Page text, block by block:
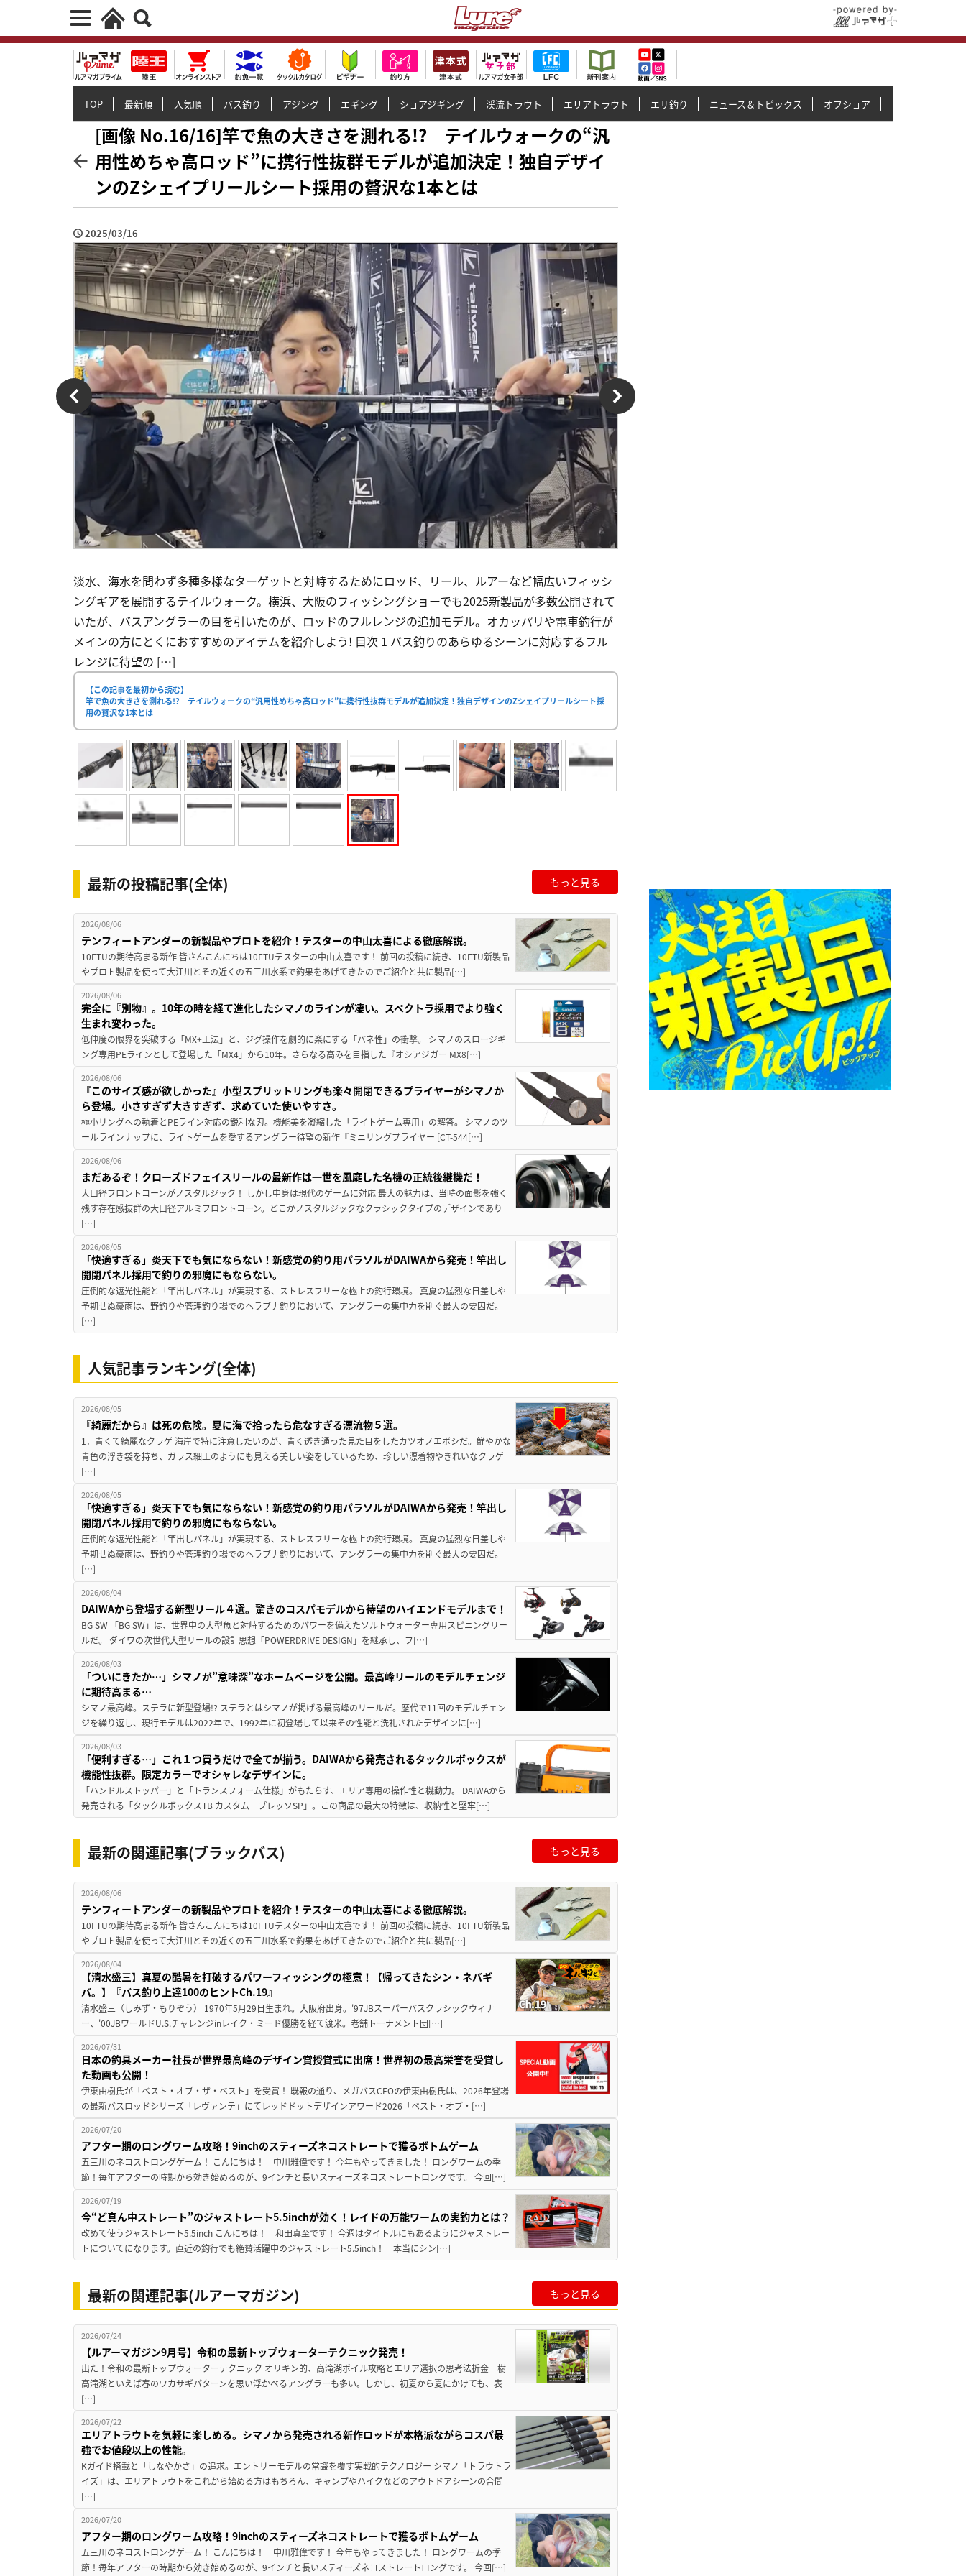
TOP 最新順 人気順 バス釣り アジング エギング ショアジギング 渓流トラウト エリアトラウト エサ釣り ニュース＆トピックス オフショア
[画像 No.16/16]竿で魚の大きさを測れる!? テイルウォークの“汎
用性めちゃ高ロッド”に携行性抜群モデルが追加決定！独自デザイ
ンのZシェイプリールシート採用の贅沢な1本とは
2025/03/16
淡水、海水を問わず多種多様なターゲットと対峙するためにロッド、リール、ルアーなど幅広いフィッシ
ングギアを展開するテイルウォーク。横浜、大阪のフィッシングショーでも2025新製品が多数公開されて
いたが、バスアングラーの目を引いたのが、ロッドのフルレンジの追加モデル。オカッパリや電車釣行が
メインの方にとくにおすすめのアイテムを紹介しよう! 目次 1 バス釣りのあらゆるシーンに対応するフル
レンジに待望の […]
【この記事を最初から読む】
竿で魚の大きさを測れる!? テイルウォークの“汎用性めちゃ高ロッド”に携行性抜群モデルが追加決定！独自デザインのZシェイプリールシート採
用の贅沢な1本とは
最新の投稿記事(全体) もっと見る
2026/08/06
テンフィートアンダーの新製品やプロトを紹介！テスターの中山太喜による徹底解説。
10FTUの期待高まる新作 皆さんこんにちは10FTUテスターの中山太喜です！ 前回の投稿に続き、10FTU新製品
やプロト製品を使って大江川とその近くの五三川水系で釣果をあげてきたのでご紹介と共に製品[…]
2026/08/06
完全に『別物』。10年の時を経て進化したシマノのラインが凄い。スペクトラ採用でより強く
生まれ変わった。
低伸度の限界を突破する「MX+工法」と、ジグ操作を劇的に楽にする「バネ性」の衝撃。 シマノのスロージギ
ング専用PEラインとして登場した「MX4」から10年。さらなる高みを目指した『オシアジガー MX8[…]
2026/08/06
『このサイズ感が欲しかった』小型スプリットリングも楽々開閉できるプライヤーがシマノか
ら登場。小さすぎず大きすぎず、求めていた使いやすさ。
極小リングへの執着とPEライン対応の鋭利な刃。機能美を凝縮した「ライトゲーム専用」の解答。 シマノのツ
ールラインナップに、ライトゲームを愛するアングラー待望の新作『ミニリングプライヤー [CT-544[…]
2026/08/06
まだあるぞ！クローズドフェイスリールの最新作は一世を風靡した名機の正統後継機だ！
大口径フロントコーンがノスタルジック！ しかし中身は現代のゲームに対応 最大の魅力は、当時の面影を強く
残す存在感抜群の大口径アルミフロントコーン。どこかノスタルジックなクラシックタイプのデザインであり
[…]
2026/08/05
「快適すぎる」炎天下でも気にならない！新感覚の釣り用パラソルがDAIWAから発売！竿出し
開閉パネル採用で釣りの邪魔にもならない。
圧倒的な遮光性能と「竿出しパネル」が実現する、ストレスフリーな極上の釣行環境。 真夏の猛烈な日差しや
予期せぬ豪雨は、野釣りや管理釣り場でのヘラブナ釣りにおいて、アングラーの集中力を削ぐ最大の要因だ。
[…]
人気記事ランキング(全体)
2026/08/05
『綺麗だから』は死の危険。夏に海で拾ったら危なすぎる漂流物５選。
1．青くて綺麗なクラゲ 海岸で特に注意したいのが、青く透き通った見た目をしたカツオノエボシだ。鮮やかな
青色の浮き袋を持ち、ガラス細工のようにも見える美しい姿をしているため、珍しい漂着物やきれいなクラゲ
[…]
2026/08/05
「快適すぎる」炎天下でも気にならない！新感覚の釣り用パラソルがDAIWAから発売！竿出し
開閉パネル採用で釣りの邪魔にもならない。
圧倒的な遮光性能と「竿出しパネル」が実現する、ストレスフリーな極上の釣行環境。 真夏の猛烈な日差しや
予期せぬ豪雨は、野釣りや管理釣り場でのヘラブナ釣りにおいて、アングラーの集中力を削ぐ最大の要因だ。
[…]
2026/08/04
DAIWAから登場する新型リール４選。驚きのコスパモデルから待望のハイエンドモデルまで！
BG SW 「BG SW」は、世界中の大型魚と対峙するためのパワーを備えたソルトウォーター専用スピニングリー
ルだ。 ダイワの次世代大型リールの設計思想「POWERDRIVE DESIGN」を継承し、フ[…]
2026/08/03
「ついにきたか…」シマノが”意味深”なホームページを公開。最高峰リールのモデルチェンジ
に期待高まる…
シマノ最高峰。ステラに新型登場!? ステラとはシマノが掲げる最高峰のリールだ。歴代で11回のモデルチェン
ジを繰り返し、現行モデルは2022年で、1992年に初登場して以来その性能と洗礼されたデザインに[…]
2026/08/03
「便利すぎる…」これ１つ買うだけで全てが揃う。DAIWAから発売されるタックルボックスが
機能性抜群。限定カラーでオシャレなデザインに。
「ハンドルストッパー」と「トランスフォーム仕様」がもたらす、エリア専用の操作性と機動力。 DAIWAから
発売される「タックルボックスTB カスタム プレッソSP」。この商品の最大の特徴は、収納性と堅牢[…]
最新の関連記事(ブラックバス) もっと見る
2026/08/06
テンフィートアンダーの新製品やプロトを紹介！テスターの中山太喜による徹底解説。
10FTUの期待高まる新作 皆さんこんにちは10FTUテスターの中山太喜です！ 前回の投稿に続き、10FTU新製品
やプロト製品を使って大江川とその近くの五三川水系で釣果をあげてきたのでご紹介と共に製品[…]
2026/08/04
【清水盛三】真夏の酷暑を打破するパワーフィッシングの極意！【帰ってきたシン・ネバギ
バ。】『バス釣り上達100のヒントCh.19』
清水盛三（しみず・もりぞう） 1970年5月29日生まれ。大阪府出身。'97JBスーパーバスクラシックウィナ
ー、'00JBワールドU.S.チャレンジinレイク・ミード優勝を経て渡米。老舗トーナメント団[…]
2026/07/31
日本の釣具メーカー社長が世界最高峰のデザイン賞授賞式に出席！世界初の最高栄誉を受賞し
た動画も公開！
伊東由樹氏が「ベスト・オブ・ザ・ベスト」を受賞！ 既報の通り、メガバスCEOの伊東由樹氏は、2026年登場
の最新バスロッドシリーズ「レヴァンテ」にてレッドドットデザインアワード2026「ベスト・オブ・[…]
2026/07/20
アフター期のロングワーム攻略！9inchのスティーズネコストレートで獲るボトムゲーム
五三川のネコストロングゲーム！ こんにちは！ 中川雅偉です！ 今年もやってきました！ ロングワームの季
節！毎年アフターの時期から効き始めるのが、9インチと長いスティーズネコストレートロングです。 今回[…]
2026/07/19
今“ど真ん中ストレート”のジャストレート5.5inchが効く！レイドの万能ワームの実釣力とは？
改めて使うジャストレート5.5inch こんにちは！ 和田真至です！ 今週はタイトルにもあるようにジャストレー
トについてになります。直近の釣行でも絶賛活躍中のジャストレート5.5inch！ 本当にシン[…]
最新の関連記事(ルアーマガジン) もっと見る
2026/07/24
【ルアーマガジン9月号】令和の最新トップウォーターテクニック発売！
出た！令和の最新トップウォーターテクニック オリキン的、高滝湖ボイル攻略とエリア選択の思考法折金一樹
高滝湖といえば春のワカサギパターンを思い浮かべるアングラーも多い。しかし、初夏から夏にかけても、表
[…]
2026/07/22
エリアトラウトを気軽に楽しめる。シマノから発売される新作ロッドが本格派ながらコスパ最
強でお値段以上の性能。
Kガイド搭載と「しなやかさ」の追求。エントリーモデルの常識を覆す実戦的テクノロジー シマノ「トラウトラ
イズ」は、エリアトラウトをこれから始める方はもちろん、キャンプやハイクなどのアウトドアシーンの合間
[…]
2026/07/20
アフター期のロングワーム攻略！9inchのスティーズネコストレートで獲るボトムゲーム
五三川のネコストロングゲーム！ こんにちは！ 中川雅偉です！ 今年もやってきました！ ロングワームの季
節！毎年アフターの時期から効き始めるのが、9インチと長いスティーズネコストレートロングです。 今回[…]